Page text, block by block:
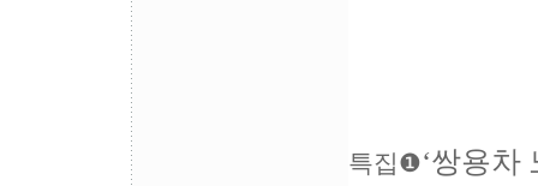
특집❶‘쌍용차